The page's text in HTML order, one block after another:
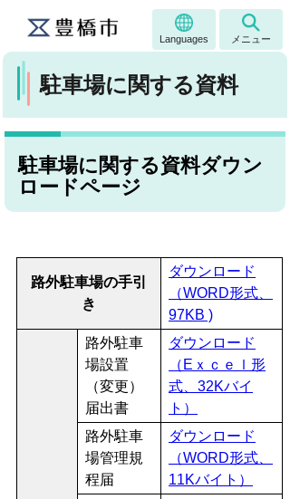
Languages メニュー
駐車場に関する資料
駐車場に関する資料ダウン
ロードページ
路外駐車場の手引
き
ダウンロード
（WORD形式、
97KB )
路外駐車
場設置
（変更）
届出書
ダウンロード
（Eｘｃｅｌ形
式、32Kバイ
ト）
路外駐車
場管理規
程届
ダウンロード
（WORD形式、
11Kバイト）